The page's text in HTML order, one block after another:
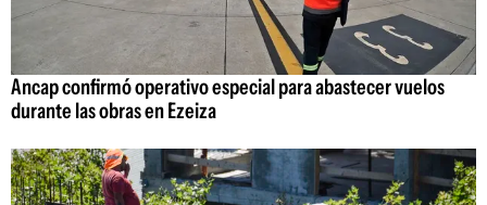
Ancap confirmó operativo especial para abastecer vuelos
durante las obras en Ezeiza